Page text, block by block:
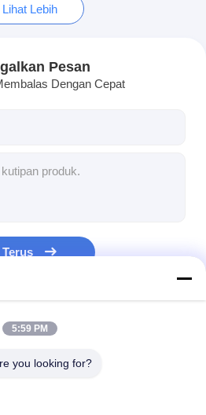
Lihat Lebih
Pesan
Dengan Cepat
Terus
5:59 PM
you looking for?